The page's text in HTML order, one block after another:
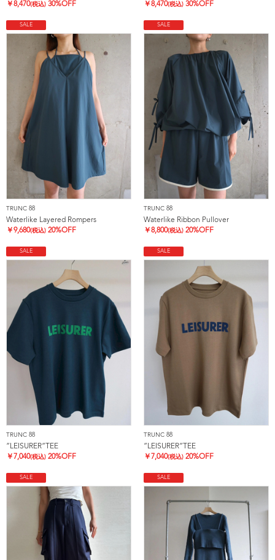
￥8,470(税込) 30%OFF
￥8,470(税込) 30%OFF
SALE
TRUNC 88
Waterlike Layered Rompers
￥9,680(税込) 20%OFF
SALE
TRUNC 88
Waterlike Ribbon Pullover
￥8,800(税込) 20%OFF
SALE
TRUNC 88
”LEISURER”TEE
￥ 7,040(税込) 20%OFF
SALE
TRUNC 88
”LEISURER”TEE
￥ 7,040(税込) 20%OFF
SALE SALE